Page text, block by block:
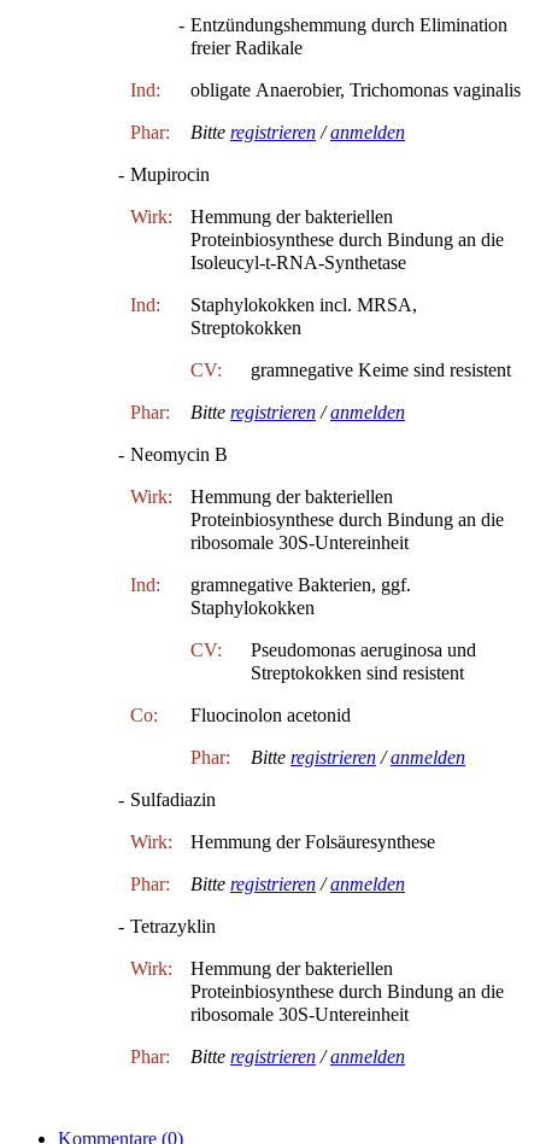
- Entzündungshemmung durch Elimination
freier Radikale
Ind: obligate Anaerobier, Trichomonas vaginalis
Phar: Bitte registrieren /anmelden
- Mupirocin
Wirk:
Hemmung der bakteriellen
Proteinbiosynthese durch Bindung an die
Isoleucyl-t-RNA-Synthetase
Ind:
Staphylokokken incl. MRSA,
Streptokokken
CV: gramnegative Keime sind resistent
Phar: Bitte registrieren /anmelden
- Neomycin B
Wirk:
Hemmung der bakteriellen
Proteinbiosynthese durch Bindung an die
ribosomale 30S-Untereinheit
Ind:
gramnegative Bakterien, ggf.
Staphylokokken
CV:
Pseudomonas aeruginosa und
Streptokokken sind resistent
Co: Fluocinolon acetonid
Phar: Bitte registrieren /anmelden
- Sulfadiazin
Wirk: Hemmung der Folsäuresynthese
Phar: Bitte registrieren /anmelden
- Tetrazyklin
Wirk:
Hemmung der bakteriellen
Proteinbiosynthese durch Bindung an die
ribosomale 30S-Untereinheit
Phar: Bitte registrieren /anmelden
Kommentare (0)